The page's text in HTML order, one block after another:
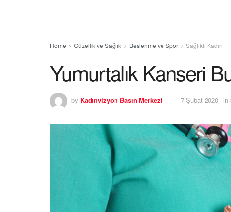
Home Güzellik ve Sağlık Beslenme ve Spor Sağlıklı Kadın
Yumurtalık Kanseri
by Kadınvizyon Basın Merkezi 7 Şubat 2020 in